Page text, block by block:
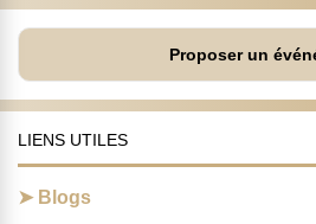
Proposer un
LIENS UTILES
Blogs